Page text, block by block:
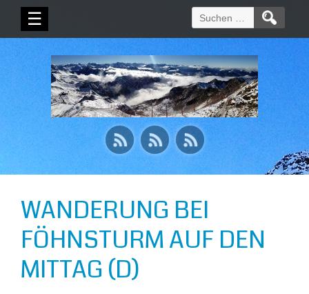
☰
Suchen
nach:
WANDERUNG BEI
FÖHNSTURM AUF DEN
MITTAG (D)